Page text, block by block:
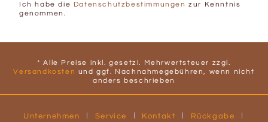
Ich habe die Datenschutzbestimmungen zur Kenntnis
genommen.
* Alle Preise inkl. gesetzl. Mehrwertsteuer zzgl.
Versandkosten und ggf. Nachnahmegebühren, wenn nicht
anders beschrieben
Unternehmen Service Kontakt Rückgabe